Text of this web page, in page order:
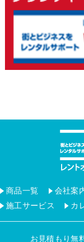
商品一覧 会社案
施工サービス
カ
お見積もり無